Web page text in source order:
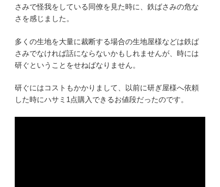
さみで怪我をしている同僚を見た時に、鉄ばさみの危な
さを感じました。
多くの生地を大量に裁断する場合の生地屋様などは鉄ば
さみでなければ話にならないかもしれませんが、時には
研ぐということをせねばなりません。
研ぐにはコストもかかりまして、以前に研ぎ屋様へ依頼
した時にハサミ1点購入できるお値段だったのです。